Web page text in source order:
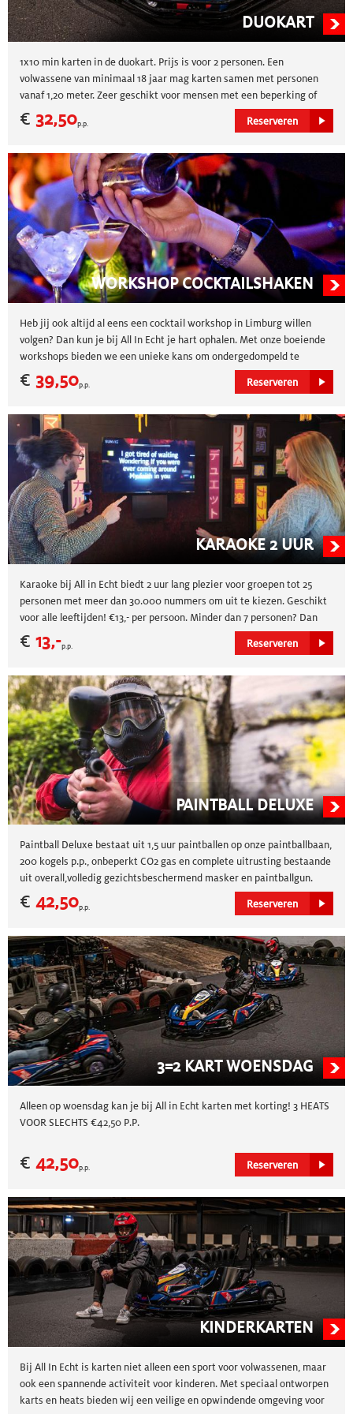
DUOKART
1x10 min karten in de duokart. Prijs is voor 2 personen. Een
volwassene van minimaal 18 jaar mag karten samen met personen
vanaf 1,20 meter. Zeer geschikt voor mensen met een beperking of
personen die niet zelfstandig kunnen karten. Deze kunnen gereden
worden tot 20.00 uur.
€ 32,50p.p. Reserveren
WORKSHOP COCKTAILSHAKEN
Heb jij ook altijd al eens een cocktail workshop in Limburg willen
volgen? Dan kun je bij All In Echt je hart ophalen. Met onze boeiende
workshops bieden we een unieke kans om ondergedompeld te
worden in de kunst van het shaken en stirren. Deze workshops
bieden een stimulerende en gezellige omgeving om jezelf even onder
€ 39,50p.p. Reserveren
KARAOKE 2 UUR
Karaoke bij All in Echt biedt 2 uur lang plezier voor groepen tot 25
personen met meer dan 30.000 nummers om uit te kiezen. Geschikt
voor alle leeftijden! €13,- per persoon. Minder dan 7 personen? Dan
betaalt u €79,- voor de kamer.
€ 13,-p.p. Reserveren
PAINTBALL DELUXE
Paintball Deluxe bestaat uit 1,5 uur paintballen op onze paintballbaan,
200 kogels p.p., onbeperkt CO2 gas en complete uitrusting bestaande
uit overall,volledig gezichtsbeschermend masker en paintballgun.
Daarnaast wordt u begeleid door onze marchalls. LET OP! pas vanaf 18
jaar.
€ 42,50p.p. Reserveren
3=2 KART WOENSDAG
Alleen op woensdag kan je bij All in Echt karten met korting! 3 HEATS
VOOR SLECHTS €42,50 P.P.
€ 42,50p.p. Reserveren
KINDERKARTEN
Bij All In Echt is karten niet alleen een sport voor volwassenen, maar
ook een spannende activiteit voor kinderen. Met speciaal ontworpen
karts en heats bieden wij een veilige en opwindende omgeving voor